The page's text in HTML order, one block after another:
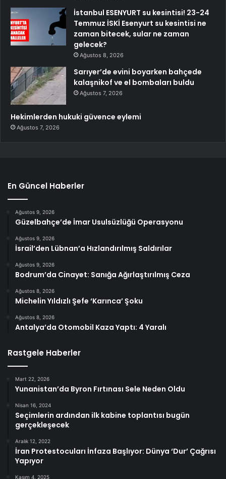
İstanbul ESENYURT su kesintisi! 23-24
Temmuz İSKİ Esenyurt su kesintisi ne
zaman bitecek, sular ne zaman
gelecek?
Ağustos 8, 2026
Sarıyer’de evini boyarken bahçede
kalaşnikof ve el bombaları buldu
Ağustos 7, 2026
Hekimlerden hukuki güvence eylemi
Ağustos 7, 2026
En Güncel Haberler
Ağustos 9, 2026
Güzelbahçe’de İmar Usulsüzlüğü Operasyonu
Ağustos 9, 2026
İsrail’den Lübnan’a Hızlandırılmış Saldırılar
Ağustos 9, 2026
Bodrum’da Cinayet: Sanığa Ağırlaştırılmış Ceza
Ağustos 8, 2026
Michelin Yıldızlı Şefe ‘Karınca’ Şoku
Ağustos 8, 2026
Antalya’da Otomobil Kaza Yaptı: 4 Yaralı
Rastgele Haberler
Mart 22, 2026
Yunanistan’da Byron Fırtınası Sele Neden Oldu
Nisan 16, 2024
Seçimlerin ardından ilk kabine toplantısı bugün
gerçekleşecek
Aralık 12, 2022
İran Protestocuları İnfaza Başlıyor: Dünya ‘Dur’ Çağrısı
Yapıyor
Kasım 4, 2025